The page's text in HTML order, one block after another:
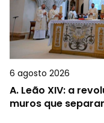
6 agosto 2026
A. Leão XIV: a
muros que